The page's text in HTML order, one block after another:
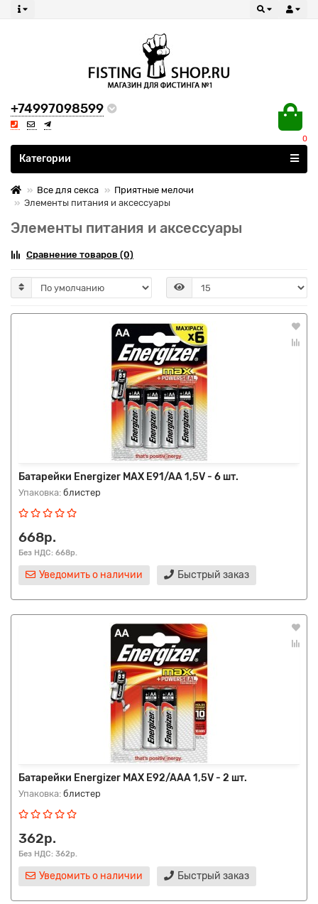
+74997098599
0
Все категории
Категории
Все для секса
Приятные мелочи
Элементы питания и аксессуары
Элементы питания и аксессуары
Сравнение товаров (0)
Батарейки Energizer MAX E91/AA 1,5V - 6 шт.
Упаковка: блистер
668р.
Без НДС: 668р.
Уведомить о наличии Быстрый заказ
Батарейки Energizer MAX E92/AAA 1,5V - 2 шт.
Упаковка: блистер
362р.
Без НДС: 362р.
Уведомить о наличии Быстрый заказ